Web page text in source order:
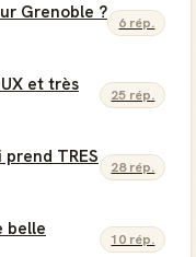
Grenoble ?
6 rép.
et très
25 rép.
TRES
28 rép.
belle
10 rép.